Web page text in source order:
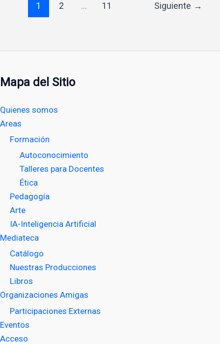
1 2 … 11 Siguiente →
Mapa del Sitio
Quienes somos
Areas
Formación
Autoconocimiento
Talleres para Docentes
Ética
Pedagogía
Arte
IA-Inteligencia Artificial
Mediateca
Catálogo
Nuestras Producciones
Libros
Organizaciones Amigas
Participaciones Externas
Eventos
Acceso